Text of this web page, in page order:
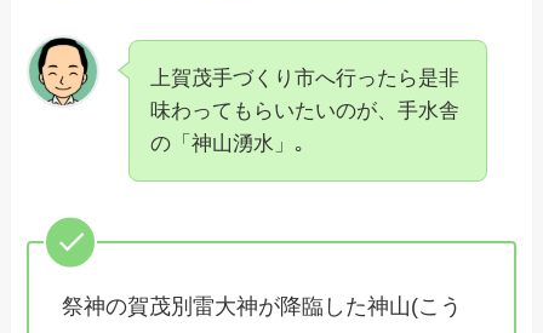
上賀茂手づくり市へ行ったら是非
味わってもらいたいのが、手水舎
の「神山湧水」｡
祭神の賀茂別雷大神が降臨した神山(こう